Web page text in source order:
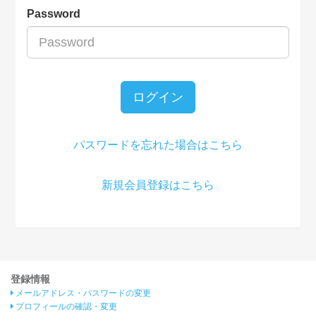
Password
ログイン
パスワードを忘れた場合はこちら
新規会員登録はこちら
登録情報
メールアドレス・パスワードの変更
プロフィールの確認・変更